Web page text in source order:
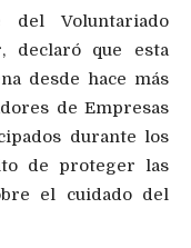
del Voluntariado
declaró que esta
desde hace más
de Empresas
durante los
de proteger las
el cuidado del